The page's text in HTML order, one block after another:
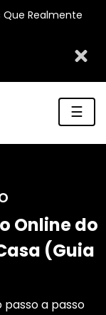
Realmente
☰
Online do
(Guia
a passo